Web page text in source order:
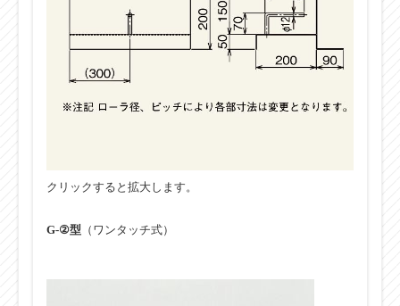
クリックすると拡大します。
G-②型 （ワンタッチ式）